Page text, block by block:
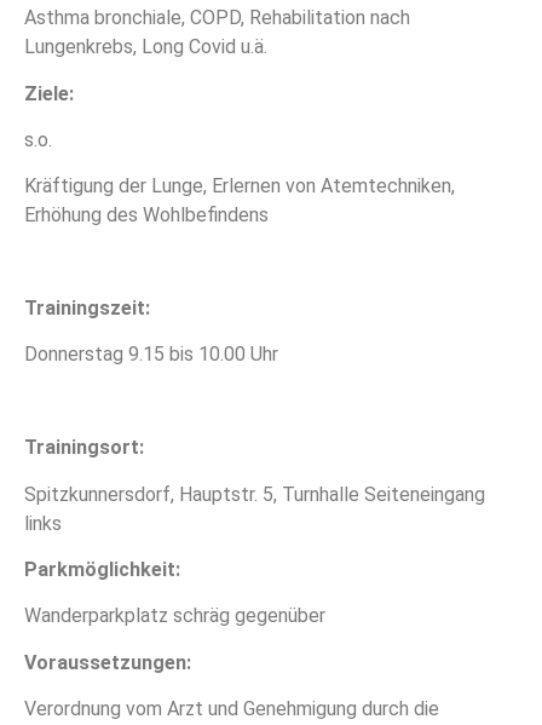
Asthma bronchiale, COPD, Rehabilitation nach
Lungenkrebs, Long Covid u.ä.
Ziele:
s.o.
Kräftigung der Lunge, Erlernen von Atemtechniken,
Erhöhung des Wohlbefindens
Trainingszeit:
Donnerstag 9.15 bis 10.00 Uhr
Trainingsort:
Spitzkunnersdorf, Hauptstr. 5, Turnhalle Seiteneingang
links
Parkmöglichkeit:
Wanderparkplatz schräg gegenüber
Voraussetzungen:
Verordnung vom Arzt und Genehmigung durch die